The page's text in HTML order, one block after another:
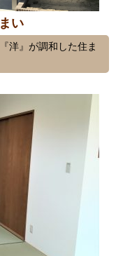
い
洋』が調和した住ま